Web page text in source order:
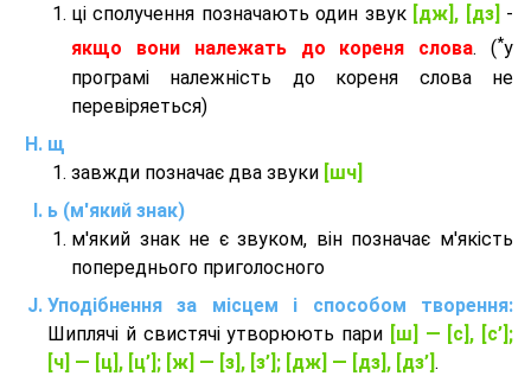
ці сполучення позначають один звук [дж], [дз] -
якщо вони належать до кореня слова. (*у
програмі належність до кореня слова не
перевіряеться)
щ
завжди позначає два звуки [шч]
ь (м'який знак)
м'який знак не є звуком, він позначає м'якість
попереднього приголосного
Уподібнення за місцем і способом творення:
Шиплячі й свистячі утворюють пари [ш] — [c], [с’];
[ч] — [ц], [ц’]; [ж] — [з], [з’]; [дж] — [дз], [дз’] .